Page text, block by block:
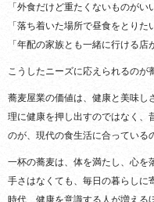
「外食だけど重たくないものがい
「落ち着いた場所で昼食をとりた
「年配の家族とも一緒に行ける店
こうしたニーズに応えられるのが
蕎麦屋業の価値は、健康と美味し
理に健康を押し出すのではなく、
のが、現代の食生活に合っている
一杯の蕎麦は、体を満たし、心を
手さはなくても、毎日の暮らしに
時代、健康を意識する人が増える